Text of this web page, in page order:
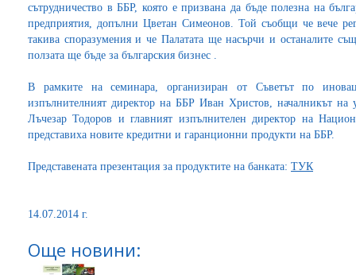
сътрудничество в ББР, която е призвана да бъде полезна на
предприятия, допълни Цветан Симеонов. Той съобщи че вече
такива споразумения и че Палатата ще насърчи и останалите
ползата ще бъде за българския бизнес .
В рамките на семинара, организиран от Съветът по
изпълнителният директор на ББР Иван Христов, началникът на
Лъчезар Тодоров и главният изпълнителен директор на
представиха новите кредитни и гаранционни продукти на ББР.
Представената презентация за продуктите на банката: ТУК
14.07.2014 г.
Още новини: